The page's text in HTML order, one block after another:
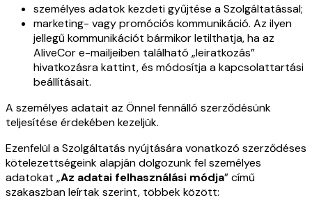
személyes adatok kezdeti gyűjtése a Szolgáltatással;
marketing- vagy promóciós kommunikáció. Az ilyen
jellegű kommunikációt bármikor letilthatja, ha az
AliveCor e-mailjeiben található „leiratkozás”
hivatkozásra kattint, és módosítja a kapcsolattartási
beállításait.
A személyes adatait az Önnel fennálló szerződésünk
teljesítése érdekében kezeljük.
Ezenfelül a Szolgáltatás nyújtására vonatkozó szerződéses
kötelezettségeink alapján dolgozunk fel személyes
adatokat „Az adatai felhasználási módja” című
szakaszban leírtak szerint, többek között: